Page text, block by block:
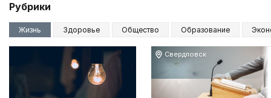
Рубрики
Жизнь Здоровье Общество Образование
Свердловск